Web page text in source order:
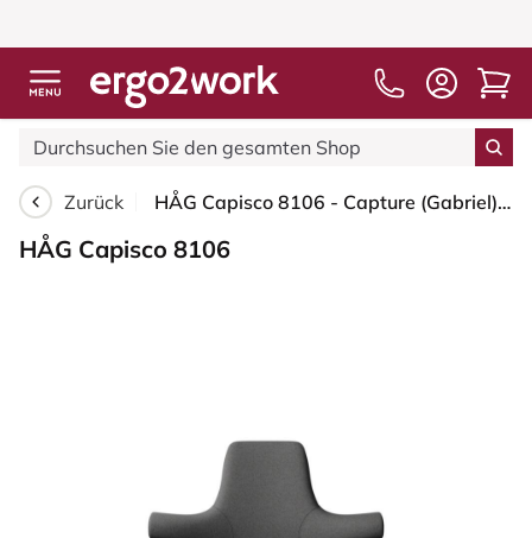
Zurück HÅG Capisco 8106 - Capture (Gabriel) - Wolle / Polyamid - CPT4601 - Dark grey - Schwarz - 265 mm (Sitzhöhe 53-79cm) - Weiche Rollen für harte Böden
HÅG Capisco 8106